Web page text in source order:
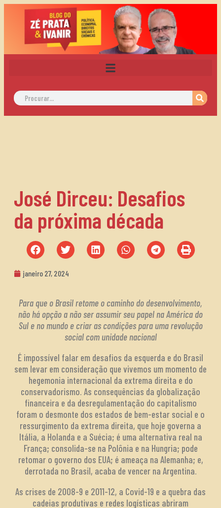
José Dirceu: Desafios
da próxima década
janeiro 27, 2024
Para que o Brasil retome o caminho do desenvolvimento,
não há opção a não ser assumir seu papel na América do
Sul e no mundo e criar as condições para uma revolução
social com unidade nacional
É impossível falar em desafios da esquerda e do Brasil
sem levar em consideração que vivemos um momento de
hegemonia internacional da extrema direita e do
conservadorismo. As consequências da globalização
financeira e da desregulamentação do capitalismo
foram o desmonte dos estados de bem-estar social e o
ressurgimento da extrema direita, que hoje governa a
Itália, a Holanda e a Suécia; é uma alternativa real na
França; consolida-se na Polônia e na Hungria; pode
retomar o governo dos EUA; é ameaça na Alemanha; e,
derrotada no Brasil, acaba de vencer na Argentina.
As crises de 2008-9 e 2011-12, a Covid-19 e a quebra das
cadeias produtivas e redes logísticas abriram